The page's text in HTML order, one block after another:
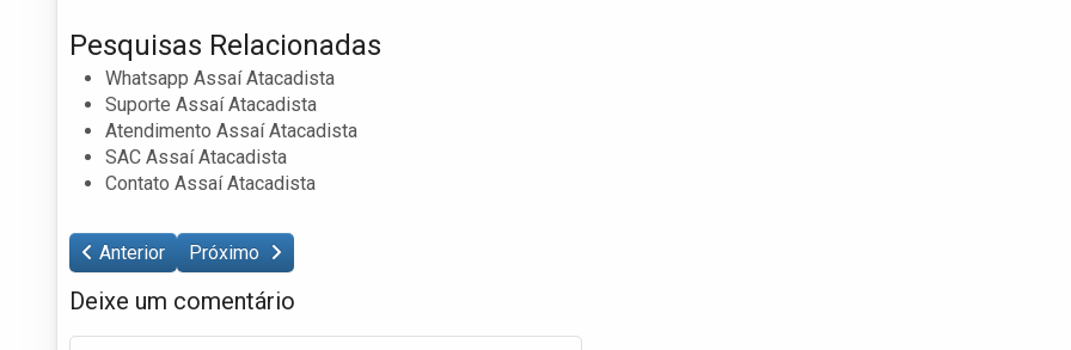
Pesquisas Relacionadas
Whatsapp Assaí Atacadista
Suporte Assaí Atacadista
Atendimento Assaí Atacadista
SAC Assaí Atacadista
Contato Assaí Atacadista
Anterior Próximo
Deixe um comentário